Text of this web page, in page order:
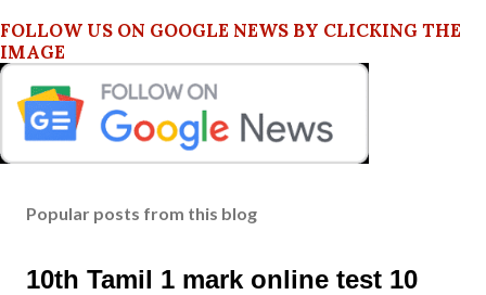
FOLLOW US ON GOOGLE NEWS BY CLICKING THE
IMAGE
Popular posts from this blog
10th Tamil 1 mark online test 10